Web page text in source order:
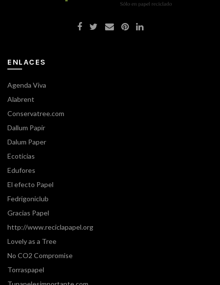
ENLACES
Agenda Viva
Alabrent
Conservatree.com
Dallum Papir
Dalum Paper
Ecoticias
Edufores
El efecto Papel
Fedrigoniclub
Gracias Papel
http://www.reciclapapel.org
Lovely as a Tree
No CO2 Compromise
Torraspapel